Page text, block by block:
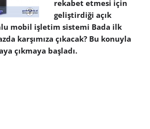
rekabet etmesi için
geliştirdiği açık
mobil işletim sistemi Bada ilk
karşımıza çıkacak? Bu konuyla
çıkmaya başladı.